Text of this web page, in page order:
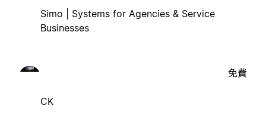
Simo | Systems for Agencies & Service
Businesses
CK
免費